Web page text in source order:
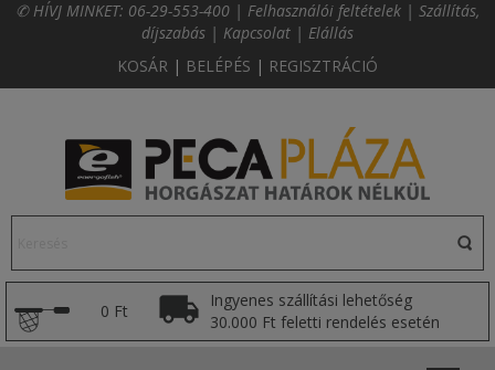
✆ HÍVJ MINKET: 06-29-553-400 | Felhasználói feltételek | Szállítás,
díjszabás | Kapcsolat | Elállás
KOSÁR | BELÉPÉS | REGISZTRÁCIÓ
0 Ft
Ingyenes szállítási lehetőség
30.000 Ft feletti rendelés esetén